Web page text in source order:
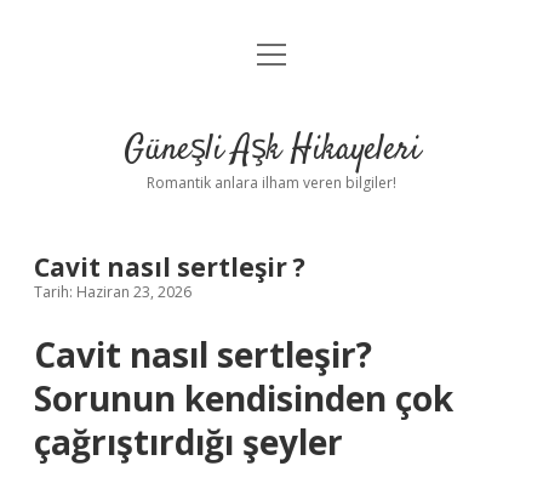
Anasayfa
Yasal Uyarı
menüyü
Güneşli Aşk Hikayeleri
Romantik anlara ilham veren bilgiler!
Cavit nasıl sertleşir ?
Tarih: Haziran 23, 2026
Cavit nasıl sertleşir?
Sorunun kendisinden çok
çağrıştırdığı şeyler